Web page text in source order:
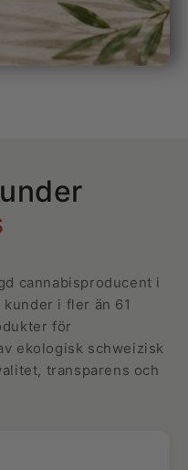
cannabisproducent i
i fler än 61
för
ekologisk schweizisk
transparens och